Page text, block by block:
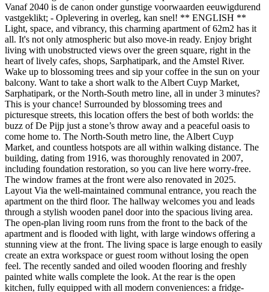
Vanaf 2040 is de canon onder gunstige voorwaarden eeuwigdurend
vastgeklikt; - Oplevering in overleg, kan snel! ** ENGLISH **
Light, space, and vibrancy, this charming apartment of 62m2 has it
all. It's not only atmospheric but also move-in ready. Enjoy bright
living with unobstructed views over the green square, right in the
heart of lively cafes, shops, Sarphatipark, and the Amstel River.
Wake up to blossoming trees and sip your coffee in the sun on your
balcony. Want to take a short walk to the Albert Cuyp Market,
Sarphatipark, or the North-South metro line, all in under 3 minutes?
This is your chance! Surrounded by blossoming trees and
picturesque streets, this location offers the best of both worlds: the
buzz of De Pijp just a stone’s throw away and a peaceful oasis to
come home to. The North-South metro line, the Albert Cuyp
Market, and countless hotspots are all within walking distance. The
building, dating from 1916, was thoroughly renovated in 2007,
including foundation restoration, so you can live here worry-free.
The window frames at the front were also renovated in 2025.
Layout Via the well-maintained communal entrance, you reach the
apartment on the third floor. The hallway welcomes you and leads
through a stylish wooden panel door into the spacious living area.
The open-plan living room runs from the front to the back of the
apartment and is flooded with light, with large windows offering a
stunning view at the front. The living space is large enough to easily
create an extra workspace or guest room without losing the open
feel. The recently sanded and oiled wooden flooring and freshly
painted white walls complete the look. At the rear is the open
kitchen, fully equipped with all modern conveniences: a fridge-